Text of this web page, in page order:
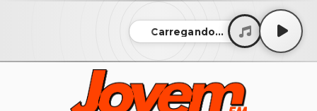
Carregando...